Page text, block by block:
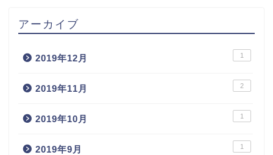
アーカイブ
2019年12月 1
2019年11月 2
2019年10月 1
2019年9月 1